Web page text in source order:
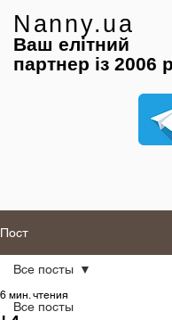
Nanny.ua
Ваш елітний
партнер із 2006
Пост
Все посты
Все посты
6 мин. чтения